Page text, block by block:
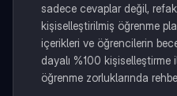
sadece cevaplar değil,
kişiselleştirilmiş öğrenme
içerikleri ve öğrencilerin
dayalı %100
öğrenme zorluklarında